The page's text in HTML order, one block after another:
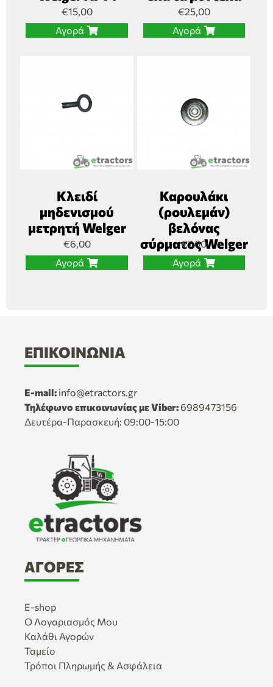
€15,00
Αγορά
€25,00
Αγορά
Κλειδί
μηδενισμού
μετρητή Welger
€6,00
Αγορά
Καρουλάκι
(ρουλεμάν)
βελόνας
σύρματος Welger
€7,00
Αγορά
ΕΠΙΚΟΙΝΩΝΊΑ
E-mail: info@etractors.gr
Τηλέφωνο επικοινωνίας με Viber: 6989473156
Δευτέρα-Παρασκευή: 09:00-15:00
ΑΓΟΡΈΣ
E-shop
Ο Λογαριασμός Μου
Καλάθι Αγορών
Ταμείο
Τρόποι Πληρωμής & Ασφάλεια